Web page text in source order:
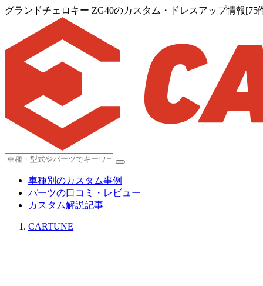
グランドチェロキー ZG40のカスタム・ドレスアップ情報[75
車種別のカスタム事例
パーツの口コミ・レビュー
カスタム解説記事
CARTUNE